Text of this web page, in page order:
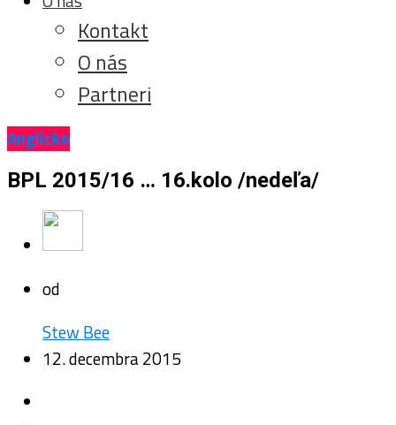
Kontakt
O nás
Partneri
Anglicko
BPL 2015/16 … 16.kolo /nedeľa/
od
Stew Bee
12. decembra 2015